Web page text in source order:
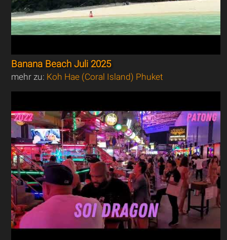
Banana Beach Juli 2025
mehr zu: Koh Hae (Coral Island) Phuket